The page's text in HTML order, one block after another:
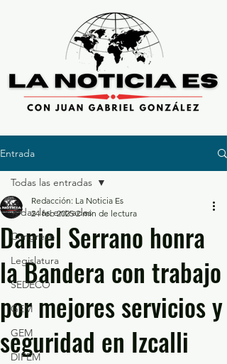
Entrada
Todas las entradas
Congreso
Legislatura
SEDECO
GEM
GEM
DIFEM
Todas las entradas
Daniel Serrano honra
la Bandera con trabajo
por mejores servicios y
seguridad en Izcalli
Redacción: La Noticia Es
24 feb 2025 2 min de lectura